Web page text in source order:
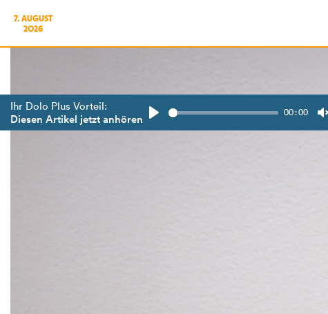
7. AUGUST
2026
Ihr Dolo Plus Vorteil:
Diesen Artikel jetzt anhören 00:00